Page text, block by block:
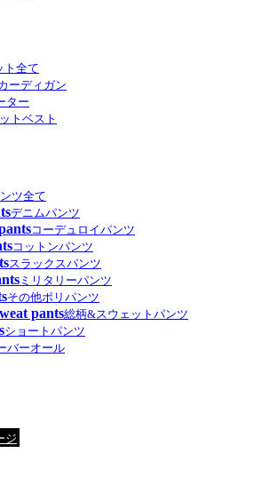
ト全て
ーディガン
ター
トベスト
ツ全て
デニムパンツ
コーデュロイパンツ
コットンパンツ
スラックスパンツ
ミリタリーパンツ
その他ポリパンツ
pants総柄&スウェットパンツ
ショートパンツ
バーオール
ジ